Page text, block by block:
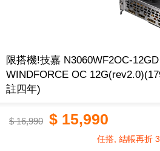
限搭機!技嘉 N3060WF2OC-
WINDFORCE OC
註四年)
$16,990 $ 15,990
任搭, 結帳再折